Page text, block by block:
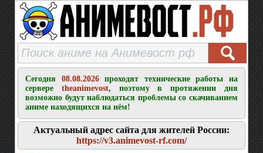
Сегодня 08.08.2026проходят технические работы на
сервере theanimevost, поэтому в протяжении дня
возможно будут наблюдаться проблемы со скачиванием
аниме находящихся на нём!
Актуальный адрес сайта для жителей России:
https://v3.animevost-rf.com/